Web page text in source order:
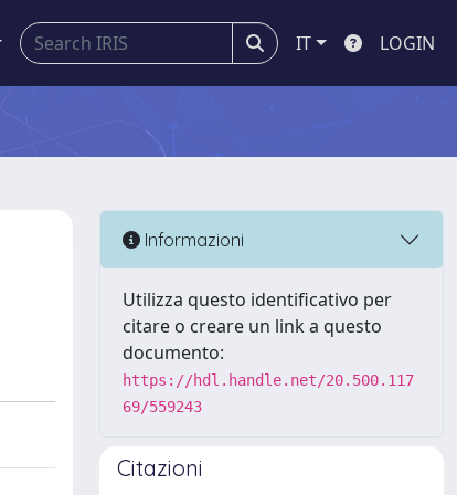
IT LOGIN
Informazioni
Utilizza questo identificativo per
citare o creare un link a questo
documento:
https://hdl.handle.net/20.500.117
69/559243
Citazioni